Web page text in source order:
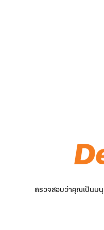
ตรวจสอบว่าคุณเป็นมนุ